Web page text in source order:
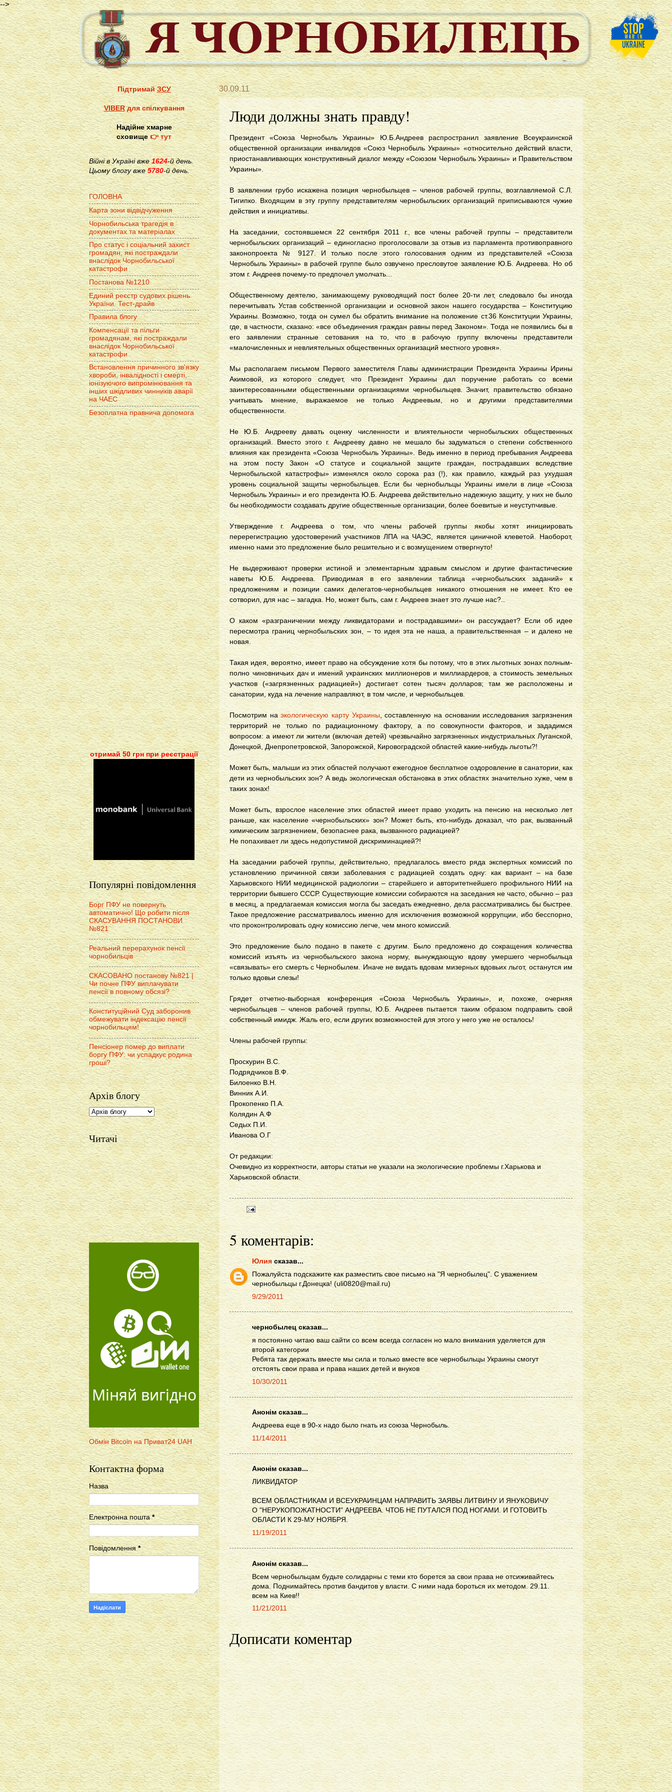
-->
30.09.11
Люди должны знать правду!
Президент «Союза Чернобыль Украины» Ю.Б.Андреев распространил заявление Всеукраинской
общественной организации инвалидов «Союз Чернобыль Украины» «относительно действий власти,
приостанавливающих конструктивный диалог между «Союзом Чернобыль Украины» и Правительством
Украины».
В заявлении грубо искажена позиция чернобыльцев – членов рабочей группы, возглавляемой С.Л.
Тигипко. Входящим в эту группу представителям чернобыльских организаций приписываются чужие
действия и инициативы.
На заседании, состоявшемся 22 сентября 2011 г., все члены рабочей группы – представители
чернобыльских организаций – единогласно проголосовали за отзыв из парламента противоправного
законопроекта № 9127. И только после этого голосования одним из представителей «Союза
Чернобыль Украины» в рабочей группе было озвучено пресловутое заявление Ю.Б. Андреева. Но об
этом г. Андреев почему-то предпочел умолчать...
Общественному деятелю, занимающему руководящий пост более 20-ти лет, следовало бы иногда
перечитывать Устав собственной организации и основной закон нашего государства – Конституцию
Украины. Возможно, тогда он сумел бы обратить внимание на положение ст.36 Конституции Украины,
где, в частности, сказано: «все объединения граждан равны перед Законом». Тогда не появились бы в
его заявлении странные сетования на то, что в рабочую группу включены представители
«малочисленных и невлиятельных общественных организаций местного уровня».
Мы располагаем письмом Первого заместителя Главы администрации Президента Украины Ирины
Акимовой, из которого следует, что Президент Украины дал поручение работать со всеми
заинтересованными общественными организациями чернобыльцев. Значит, правительство обязано
учитывать мнение, выражаемое не только Андреевым, но и другими представителями
общественности.
Не Ю.Б. Андрееву давать оценку численности и влиятельности чернобыльских общественных
организаций. Вместо этого г. Андрееву давно не мешало бы задуматься о степени собственного
влияния как президента «Союза Чернобыль Украины». Ведь именно в период пребывания Андреева
на этом посту Закон «О статусе и социальной защите граждан, пострадавших вследствие
Чернобыльской катастрофы» изменялся около сорока раз (!), как правило, каждый раз ухудшая
уровень социальной защиты чернобыльцев. Если бы чернобыльцы Украины имели в лице «Союза
Чернобыль Украины» и его президента Ю.Б. Андреева действительно надежную защиту, у них не было
бы необходимости создавать другие общественные организации, более боевитые и неуступчивые.
Утверждение г. Андреева о том, что члены рабочей группы якобы хотят инициировать
перерегистрацию удостоверений участников ЛПА на ЧАЭС, является циничной клеветой. Наоборот,
именно нами это предложение было решительно и с возмущением отвергнуто!
Не выдерживают проверки истиной и элементарным здравым смыслом и другие фантастические
наветы Ю.Б. Андреева. Приводимая в его заявлении таблица «чернобыльских заданий» к
предложениям и позиции самих делегатов-чернобыльцев никакого отношения не имеет. Кто ее
сотворил, для нас – загадка. Но, может быть, сам г. Андреев знает это лучше нас?..
О каком «разграничении между ликвидаторами и пострадавшими» он рассуждает? Если об идее
пересмотра границ чернобыльских зон, – то идея эта не наша, а правительственная – и далеко не
новая.
Такая идея, вероятно, имеет право на обсуждение хотя бы потому, что в этих льготных зонах полным-
полно чиновничьих дач и имений украинских миллионеров и миллиардеров, а стоимость земельных
участков («загрязненных радиацией») достигает сотен тысяч долларов; там же расположены и
санатории, куда на лечение направляют, в том числе, и чернобыльцев.
Посмотрим наэкологическую карту Украины, составленную на основании исследования загрязнения
территорий не только по радиационному фактору, а по совокупности факторов, и зададимся
вопросом: а имеют ли жители (включая детей) чрезвычайно загрязненных индустриальных Луганской,
Донецкой, Днепропетровской, Запорожской, Кировоградской областей какие-нибудь льготы?!
Может быть, малыши из этих областей получают ежегодное бесплатное оздоровление в санатории, как
дети из чернобыльских зон? А ведь экологическая обстановка в этих областях значительно хуже, чем в
таких зонах!
Может быть, взрослое население этих областей имеет право уходить на пенсию на несколько лет
раньше, как население «чернобыльских» зон? Может быть, кто-нибудь доказал, что рак, вызванный
химическим загрязнением, безопаснее рака, вызванного радиацией?
Не попахивает ли здесь недопустимой дискриминацией?!
На заседании рабочей группы, действительно, предлагалось вместо ряда экспертных комиссий по
установлению причинной связи заболевания с радиацией создать одну: как вариант – на базе
Харьковского НИИ медицинской радиологии – старейшего и авторитетнейшего профильного НИИ на
территории бывшего СССР. Существующие комиссии собираются на заседания не часто, обычно – раз
в месяц, а предлагаемая комиссия могла бы заседать ежедневно, дела рассматривались бы быстрее.
Такое предложение рассматривалось именно для исключения возможной коррупции, ибо бесспорно,
что проконтролировать одну комиссию легче, чем много комиссий.
Это предложение было подано в пакете с другим. Было предложено до сокращения количества
комиссий изъять из чернобыльского закона норму, вынуждающую вдову умершего чернобыльца
«связывать» его смерть с Чернобылем. Иначе не видать вдовам мизерных вдовьих льгот, останутся им
только вдовьи слезы!
Грядет отчетно-выборная конференция «Союза Чернобыль Украины», и, похоже, очерняя
чернобыльцев – членов рабочей группы, Ю.Б. Андреев пытается таким образом подправить свой
собственный имидж. Жаль его, если других возможностей для этого у него уже не осталось!
Члены рабочей группы:
Проскурин В.С.
Подрядчиков В.Ф.
Билоенко В.Н.
Винник А.И.
Прокопенко П.А.
Колядин А.Ф
Седых П.И.
Иванова О.Г
От редакции:
Очевидно из корректности, авторы статьи не указали на экологические проблемы г.Харькова и
Харьковской области.
5 коментарів:
Юлия сказав...
Пожалуйста подскажите как разместить свое письмо на "Я чернобылец". С уважением
чернобыльцы г.Донецка! (uli0820@mail.ru)
9/29/2011
чернобылец сказав...
я постоянно читаю ваш сайти со всем всегда согласен но мало внимания уделяется для
второй категории
Ребята так держать вместе мы сила и только вместе все чернобыльцы Украины смогут
отстоять свои права и права наших детей и внуков
10/30/2011
Анонім сказав...
Андреева еще в 90-х надо было гнать из союза Чернобыль.
11/14/2011
Анонім сказав...
ЛИКВИДАТОР
ВСЕМ ОБЛАСТНИКАМ И ВСЕУКРАИНЦАМ НАПРАВИТЬ ЗАЯВЫ ЛИТВИНУ И ЯНУКОВИЧУ
О "НЕРУКОПОЖАТНОСТИ" АНДРЕЕВА. ЧТОБ НЕ ПУТАЛСЯ ПОД НОГАМИ. И ГОТОВИТЬ
ОБЛАСТИ К 29-МУ НОЯБРЯ.
11/19/2011
Анонім сказав...
Всем чернобыльцам будьте солидарны с теми кто борется за свои права не отсиживайтесь
дома. Поднимайтесь против бандитов у власти. С ними нада бороться их методом. 29.11.
всем на Киев!!
11/21/2011
Дописати коментар
ПідтримайЗСУ
VIBERдля спілкування
Надійне хмарне
сховище👉 тут
Війні в Україні вже1624-й день.
Цьому блогу вже 5780-й день.
ГОЛОВНА
Карта зони відвідчуження
Чорнобильська трагедія в
документах та матеріалах
Про статус і соціальний захист
громадян, які постраждали
внаслідок Чорнобильської
катастрофи
Постанова №1210
Единий реєстр судових рішень
України. Тест-драйв
Правила блогу
Компенсації та пільги
громадянам, які постраждали
внаслідок Чорнобильської
катастрофи
Встановлення причинного зв'язку
хвороби, інвалідності і смерті,
іонізуючого випромінювання та
інших шкідливих чинників аварії
на ЧАЕС
Безоплатна правнича допомога
отримай 50 грн при реєстрації
Популярні повідомлення
Борг ПФУ не повернуть
автоматично! Що робити після
СКАСУВАННЯ ПОСТАНОВИ
№821
Реальний перерахунок пенсії
чорнобильців
СКАСОВАНО постанову №821 |
Чи почне ПФУ виплачувати
пенсії в повному обсязі?
Конституційний Суд заборонив
обмежувати індексацію пенсії
чорнобильцям!
Пенсіонер помер до виплати
боргу ПФУ: чи успадкує родина
гроші?
Архів блогу
Читачі
Міняй вигідно
Обмін Bitcoin на Приват24 UAH
Контактна форма
Назва
Електронна пошта*
Повідомлення*